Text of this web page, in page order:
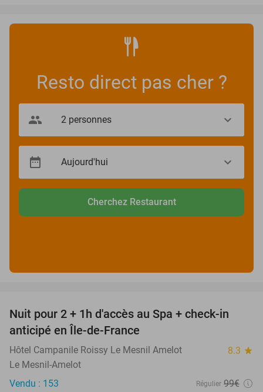
Resto direct pas cher ?
Cherchez Restaurant
42%
Nuit pour 2 + 1h d'accès au Spa + check-in
anticipé en Île-de-France
Hôtel Campanile Roissy Le Mesnil Amelot 8.3 star
Le Mesnil-Amelot
Vendu : 153
Régulier 99€